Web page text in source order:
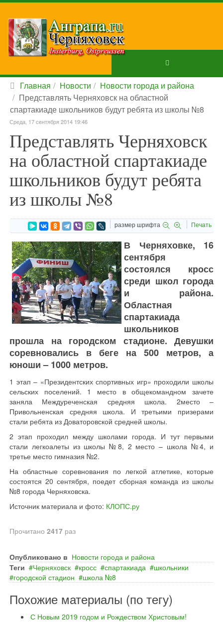
Главная Новости
Новости города и района
Представлять Черняховск на областной
спартакиаде школьников будут ребята из школы №8
Среда, 17 сентября 2014 19:46
Представлять Черняховск
на областной спартакиаде
школьников будут ребята
из школы №8
размер шрифта Печать
В Черняховке, 16
сентября
состоялся кросс
среди школ города
и района.
Областная
спартакиада
школьников
прошла на городском стадионе. Девушки
соревновались в беге на 500 метров, а
юноши – 1000 метров.
1 этап – «Президентских спортивных игр» проходили школы
сельских поселений. 1 место в общекомандном зачете
заняла Междуреченская средняя школа. 2место –
Привольненская средняя школа. И третьими призерами
стали ребята из Доваторовской средней школы.
2 этап проходил между школами города. И тут первыми
стали легкоалеты из школы №8, 2 место – школа №4, и
третье место гимназия №2.
На областные соревнования по легкой атлетике, которые
состоятся 20 сентября, поедет сборная команда из школы
№8 города Черняховска.
Источник материала и фото: КЛОПС.ру
Прочитано 2417 раз
Опубликовано в Новости города и района
Теги
Черняховск кросс спартакиада
школьники
городской стадион
школа №8
Похожие материалы (по тегу)
С Новым 2019 годом и Рождеством Христовым!